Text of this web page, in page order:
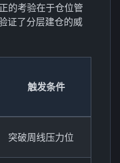
的考验在于仓位管
证了分层建仓的威
触发条件
突破周线压力位